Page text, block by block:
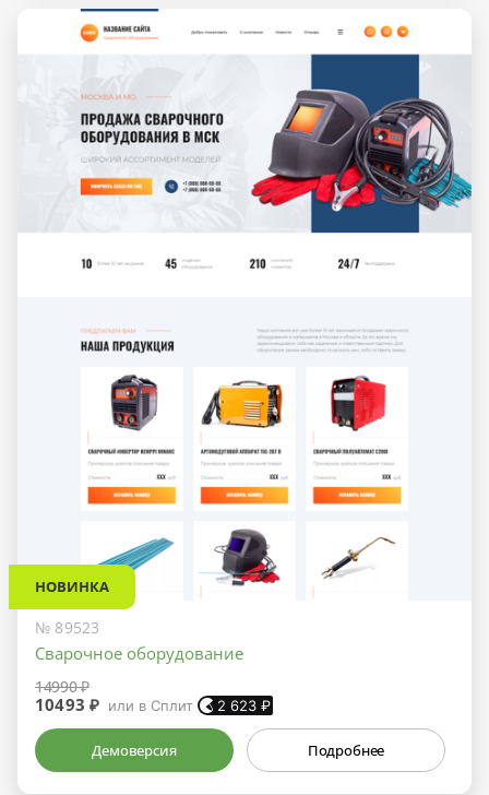
НОВИНКА
№ 89523
Сварочное оборудование
14990 ₽
10493 ₽ или в Сплит 2 623 ₽
Демоверсия Подробнее